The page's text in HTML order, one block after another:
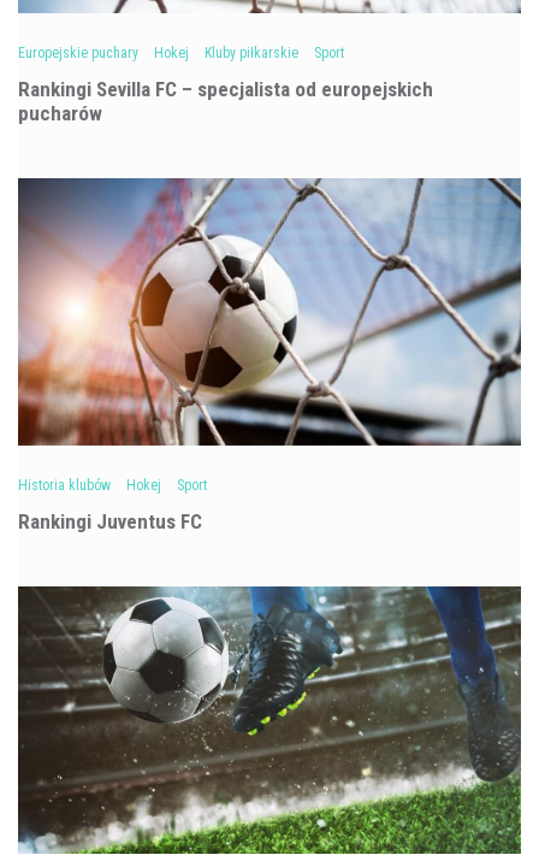
Europejskie puchary Hokej Kluby piłkarskie Sport
Rankingi Sevilla FC – specjalista od europejskich
pucharów
Historia klubów Hokej Sport
Rankingi Juventus FC